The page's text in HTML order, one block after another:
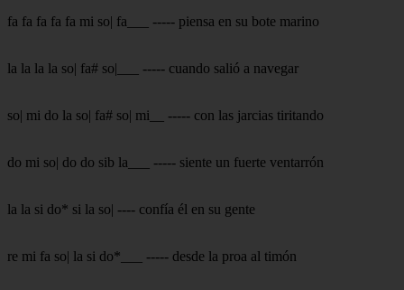
fa fa fa fa fa mi so| fa___ ----- piensa en su bote marino
la la la la so| fa# so|___ ----- cuando salió a navegar
so| mi do la so| fa# so| mi__ ----- con las jarcias tiritando
do mi so| do do sib la___ ----- siente un fuerte ventarrón
la la si do* si la so| ---- confía él en su gente
re mi fa so| la si do*___ ----- desde la proa al timón